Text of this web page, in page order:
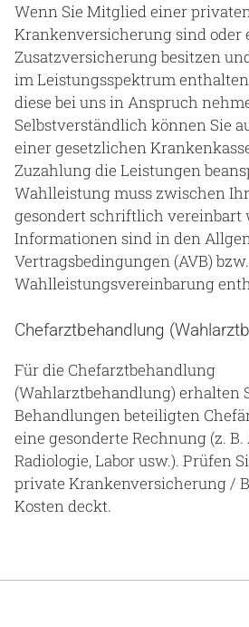
Notaufnahme
Anreise
Wenn Sie Mitglied einer
Krankenversicherung sind oder
Zusatzversicherung besitzen
im Leistungsspektrum
diese bei uns in Anspruch
Selbstverständlich können Sie
einer gesetzlichen
Zuzahlung die Leistungen
Wahlleistung muss zwischen
gesondert schriftlich vereinbart
Informationen sind in den
Vertragsbedingungen (AVB)
Wahlleistungsvereinbarung
Chefarztbehandlung
Für die Chefarztbehandlung
(Wahlarztbehandlung) erhalten
Behandlungen beteiligten
eine gesonderte Rechnung (z. B.
Radiologie, Labor usw.). Prüfen
private Krankenversicherung /
Kosten deckt.